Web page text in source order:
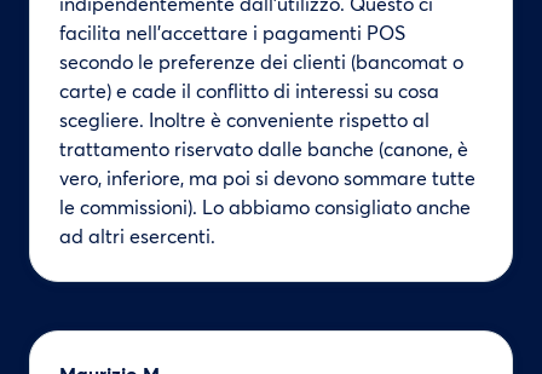
indipendentemente dall'utilizzo. Questo ci
facilita nell'accettare i pagamenti POS
secondo le preferenze dei clienti (bancomat o
carte) e cade il conflitto di interessi su cosa
scegliere. Inoltre è conveniente rispetto al
trattamento riservato dalle banche (canone, è
vero, inferiore, ma poi si devono sommare tutte
le commissioni). Lo abbiamo consigliato anche
ad altri esercenti.